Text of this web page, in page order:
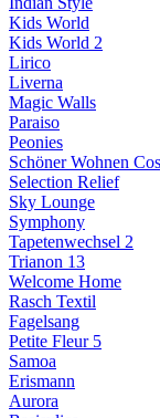
Kids World
Kids World 2
Lirico
Liverna
Magic Walls
Paraiso
Peonies
Schöner Wohnen
Selection Relief
Sky Lounge
Symphony
Tapetenwechsel 2
Trianon 13
Welcome Home
Rasch Textil
Fagelsang
Petite Fleur 5
Samoa
Erismann
Aurora